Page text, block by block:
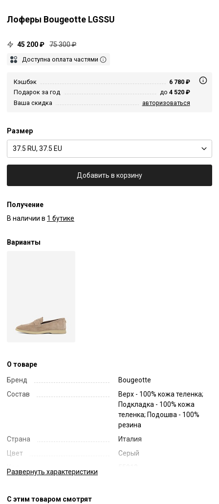
Лоферы Bougeotte LGSSU
45 200 ₽ 75 300 ₽
Доступна оплата частями
Кэшбэк
6 780 ₽
Подарок за год
до 4 520 ₽
Ваша скидка
авторизоваться
Размер
37.5 RU, 37.5 EU
Добавить в корзину
Получение
В наличии в 1 бутике
Варианты
О товаре
Бренд
Bougeotte
Состав
Верх - 100% кожа теленка;
Подкладка - 100% кожа
теленка; Подошва - 100%
резина
Страна
Италия
Цвет
Серый
Код
Развернуть характеристики
С этим товаром смотрят